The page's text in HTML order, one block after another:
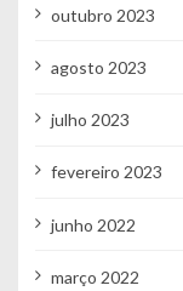
outubro 2023
agosto 2023
julho 2023
fevereiro 2023
junho 2022
março 2022